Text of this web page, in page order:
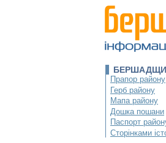
Прапор району
Герб району
Мапа району
Дошка пошани
Паспорт
Сторінками